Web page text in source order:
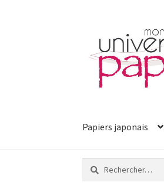
la
navigation
contenu
Papiers japonais
Rechercher :